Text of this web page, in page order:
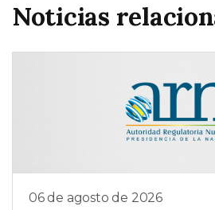
Noticias
06 de agosto de 2026